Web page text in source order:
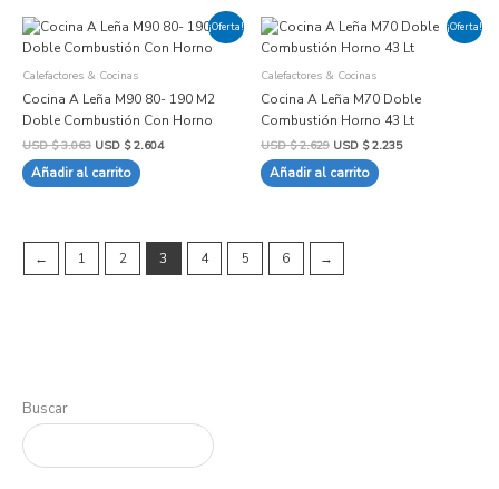
Buscar
¡Oferta!
Calefactores & Cocinas
Cocina A Leña M90 80- 190 M2
Doble Combustión Con Horno
USD $3.063
El
original
USD
$ 3.063.
USD $2.604
El
actual
$ 2.604.
Añadir al carrito
¡Oferta!
Calefactores & Cocinas
Cocina A Leña M70 Doble
Combustión Horno 43 Lt
USD $2.629
El
original
USD
$ 2.629.
USD $2.235
El
actual
$ 2.235.
Añadir al carrito
← 1 2 3 4 5 6 →